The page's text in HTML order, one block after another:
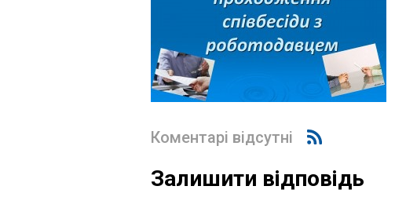
Коментарі відсутні
Залишити відповідь